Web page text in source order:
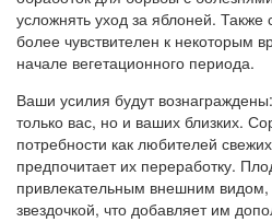
усложнять уход за яблоней. Также
более чувствителен к некоторым
начале вегетационного периода.
Ваши усилия будут
только вас, но и ваших близких.
потребности как любителей
предпочитает их переработку.
привлекательным внешним
звездочкой, что добавляет им